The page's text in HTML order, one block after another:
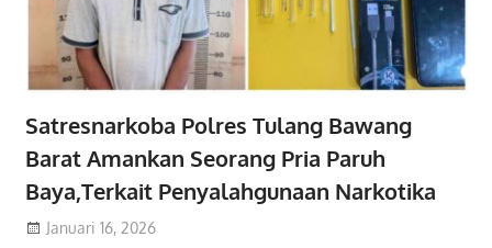
Satresnarkoba Polres Tulang Bawang
Barat Amankan Seorang Pria Paruh
Baya,Terkait Penyalahgunaan Narkotika
Januari 16, 2026